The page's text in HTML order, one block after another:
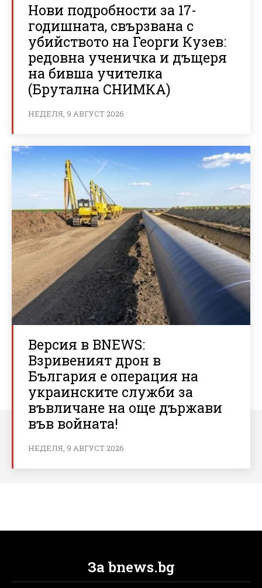
Нови подробности за 17-
годишната, свързвана с
убийството на Георги Кузев:
редовна ученичка и дъщеря
на бивша учителка
(Брутална СНИМКА)
НЕДЕЛЯ, 9 АВГУСТ 2026
Версия в BNEWS:
Взривеният дрон в
България е операция на
украинските служби за
въвличане на още държави
във войната!
НЕДЕЛЯ, 9 АВГУСТ 2026
За bnews.bg